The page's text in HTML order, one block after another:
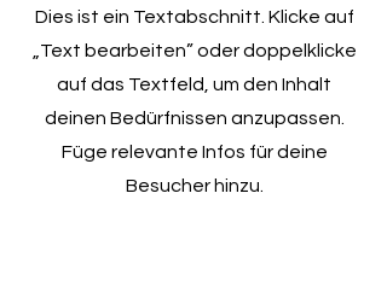
Dies ist ein Textabschnitt. Klicke auf
„Text bearbeiten” oder doppelklicke
auf das Textfeld, um den Inhalt
deinen Bedürfnissen anzupassen.
Füge relevante Infos für deine
Besucher hinzu.